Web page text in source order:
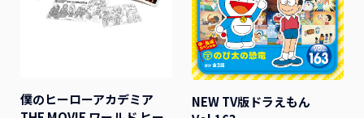
僕のヒーローアカデミア
NEW TV版ドラえもん